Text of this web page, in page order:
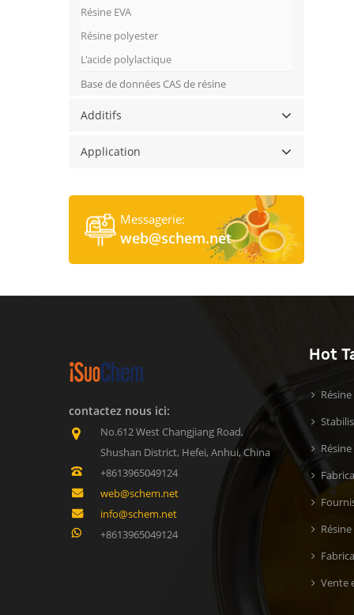
Résine EVA
Résine polyester
L'acide polylactique
Base de données CAS de résine
Additifs
Application
Messagerie:
web@schem.net
contactez nous ici:
No.612 West Changjiang Road,
Shushan District, Hefei, Anhui, China
+8613965049124
web@schem.net
info@schem.net
+8613965049124
Hot
Vente